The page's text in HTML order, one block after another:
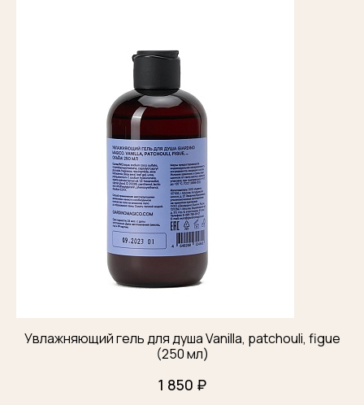
Увлажняющий гель для душа Vanilla, patchouli, figue
(250 мл)
1 850 ₽